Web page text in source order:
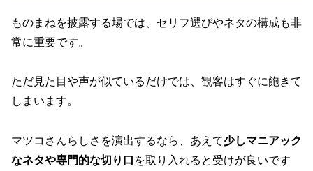
ものまねを披露する場では、セリフ選びやネタの構成も非
常に重要です。
ただ見た目や声が似ているだけでは、観客はすぐに飽きて
しまいます。
マツコさんらしさを演出するなら、あえて少しマニアック
なネタや専門的な切り口 を取り入れると受けが良いです